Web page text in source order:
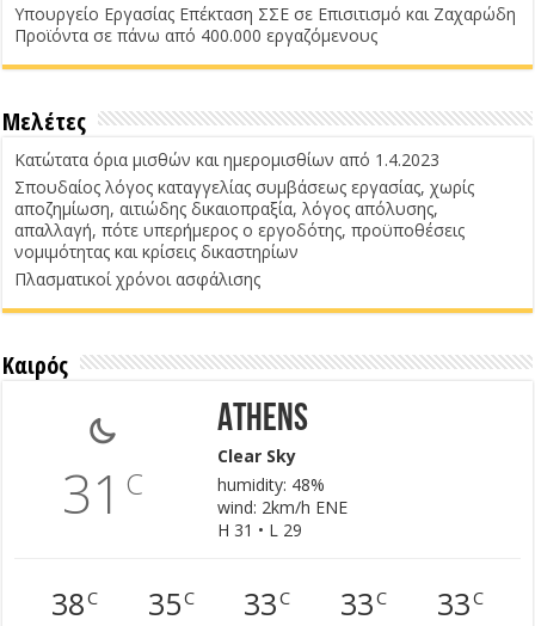
Υπουργείο Εργασίας Επέκταση ΣΣΕ σε Επισιτισμό και Ζαχαρώδη
Προϊόντα σε πάνω από 400.000 εργαζόμενους
Μελέτες
Κατώτατα όρια μισθών και ημερομισθίων από 1.4.2023
Σπουδαίος λόγος καταγγελίας συμβάσεως εργασίας, χωρίς
αποζημίωση, αιτιώδης δικαιοπραξία, λόγος απόλυσης,
απαλλαγή, πότε υπερήμερος ο εργοδότης, προϋποθέσεις
νομιμότητας και κρίσεις δικαστηρίων
Πλασματικοί χρόνοι ασφάλισης
Καιρός
31 C
Athens
Clear Sky
humidity: 48%
wind: 2km/h ENE
H 31 • L 29
38C 35C 33C 33C 33C